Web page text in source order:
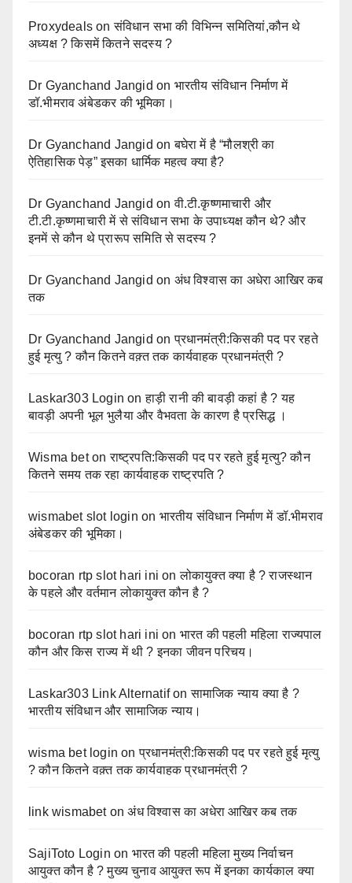
Proxydeals onसंविधान सभा की विभिन्न समितियां,कौन थे
अध्यक्ष ? किसमें कितने सदस्य ?
Dr Gyanchand Jangid on भारतीय संविधान निर्माण में
डॉ.भीमराव अंबेडकर की भूमिका।
Dr Gyanchand Jangid onबघेरा में है “मौलश्री का
ऐतिहासिक पेड़” इसका धार्मिक महत्व क्या है?
Dr Gyanchand Jangid onवी.टी.कृष्णमाचारी और
टी.टी.कृष्णमाचारी में से संविधान सभा के उपाध्यक्ष कौन थे? और
इनमें से कौन थे प्रारूप समिति से सदस्य ?
Dr Gyanchand Jangid on अंध विश्वास का अधेरा आखिर कब
तक
Dr Gyanchand Jangid onप्रधानमंत्री:किसकी पद पर रहते
हुई मृत्यु ? कौन कितने वक़्त तक कार्यवाहक प्रधानमंत्री ?
Laskar303 Login onहाड़ी रानी की बावड़ी कहां है ? यह
बावड़ी अपनी भूल भुलैया और वैभवता के कारण है प्रसिद्ध ।
Wisma betonराष्ट्रपति:किसकी पद पर रहते हुई मृत्यु? कौन
कितने समय तक रहा कार्यवाहक राष्ट्रपति ?
wismabet slot login on भारतीय संविधान निर्माण में डॉ.भीमराव
अंबेडकर की भूमिका।
bocoran rtp slot hari ini onलोकायुक्त क्या है ? राजस्थान
के पहले और वर्तमान लोकायुक्त कौन है ?
bocoran rtp slot hari ini on भारत की पहली महिला राज्यपाल
कौन और किस राज्य में थी ? इनका जीवन परिचय।
Laskar303 Link Alternatifonसामाजिक न्याय क्या है ?
भारतीय संविधान और सामाजिक न्याय।
wisma bet login onप्रधानमंत्री:किसकी पद पर रहते हुई मृत्यु
? कौन कितने वक़्त तक कार्यवाहक प्रधानमंत्री ?
link wismabetonअंध विश्वास का अधेरा आखिर कब तक
SajiToto Login on भारत की पहली महिला मुख्य निर्वाचन
आयुक्त कौन है ? मुख्य चुनाव आयुक्त रूप में इनका कार्यकाल क्या